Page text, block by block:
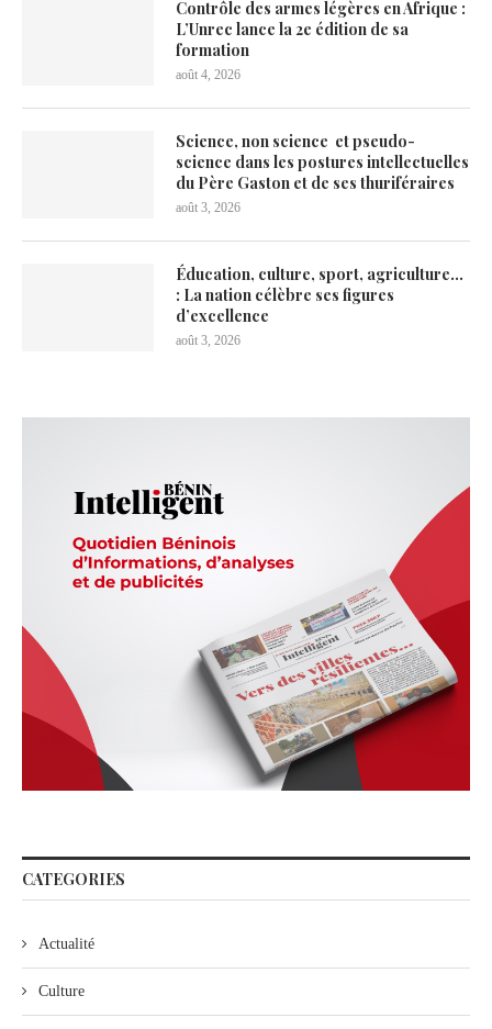
Contrôle des armes légères en Afrique :
L’Unrec lance la 2e édition de sa
formation
août 4, 2026
Science, non science et pseudo-
science dans les postures intellectuelles
du Père Gaston et de ses thuriféraires
août 3, 2026
Éducation, culture, sport, agriculture…
: La nation célèbre ses figures
d’excellence
août 3, 2026
CATEGORIES
Actualité
Culture